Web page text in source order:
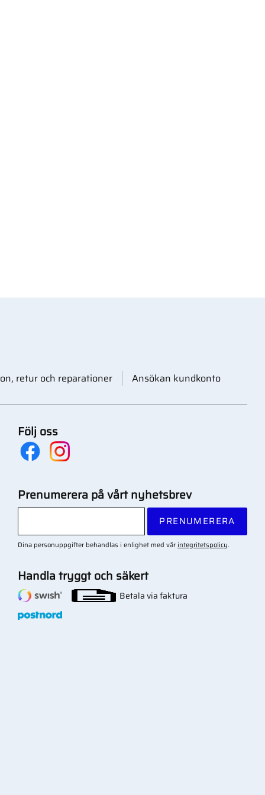
retur och reparationer Ansökan kundkonto
Följ oss
Prenumerera på vårt nyhetsbrev
PRENUMERERA
Dina personuppgifter behandlas i enlighet med vår integritetspolicy.
Handla tryggt och säkert
Betala via faktura